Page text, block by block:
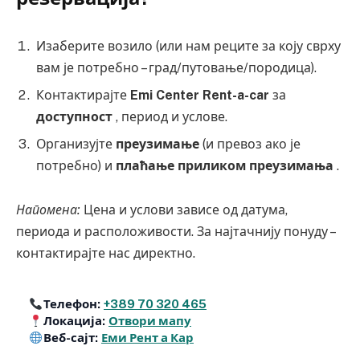
Изаберите возило (или нам реците за коју сврху
вам је потребно – град/путовање/породица).
Контактирајте Emi Center Rent-a-car за
доступност , период и услове.
Организујте преузимање (и превоз ако је
потребно) и плаћање приликом преузимања .
Напомена: Цена и услови зависе од датума,
периода и расположивости. За најтачнију понуду –
контактирајте нас директно.
Телефон: +389 70 320 465
Локација: Отвори мапу
Веб-сајт: Еми Рент а Кар